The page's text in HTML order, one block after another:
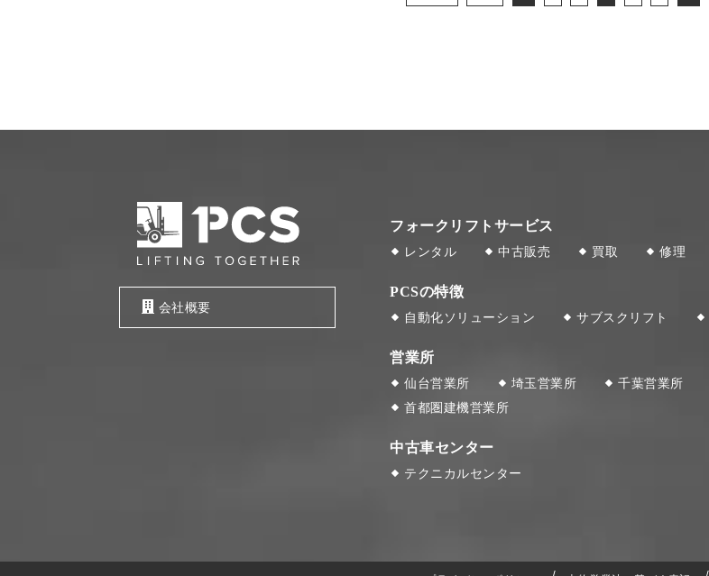
会社概要
フォークリフトサービス
レンタル 中古販売 買取 修理
PCSの特徴
自動化ソリューション サブスクリフト
営業所
仙台営業所 埼玉営業所 千葉営業所
首都圏建機営業所
中古車センター
テクニカルセンター